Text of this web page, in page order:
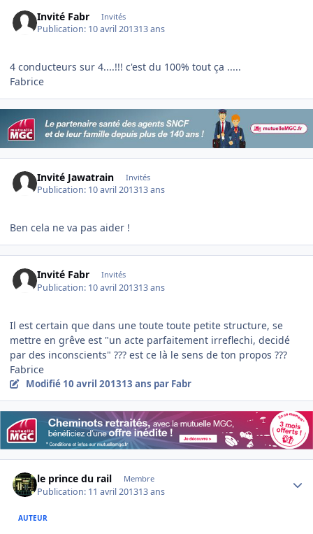
Invité Fabr Invités
Publication: 10 avril 201313 ans
4 conducteurs sur 4....!!! c'est du 100% tout ça .....
Fabrice
Invité Jawatrain Invités
Publication: 10 avril 201313 ans
Ben cela ne va pas aider !
Invité Fabr Invités
Publication: 10 avril 201313 ans
Il est certain que dans une toute toute petite structure, se
mettre en grêve est "un acte parfaitement irreflechi, decidé
par des inconscients" ??? est ce là le sens de ton propos ???
Fabrice
Modifié 10 avril 201313 ans par Fabr
le prince du rail Membre
Publication: 11 avril 201313 ans
AUTEUR